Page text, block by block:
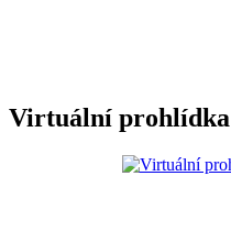
Virtuální prohlídka